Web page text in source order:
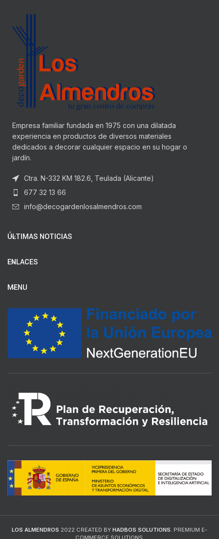
Empresa familiar fundada en 1975 con una dilatada
experiencia en productos de diversos materiales
dedicados a decorar cualquier espacio en su hogar o
jardín.
Ctra. N-332 KM 182.6, Teulada (Alicante)
677 32 13 66
info@decogardenlosalmendros.com
ÚLTIMAS NOTICIAS
ENLACES
MENU
LOS ALMENDROS 2022 CREATED BY HADBOS SOLUTIONS. PREMIUM E-